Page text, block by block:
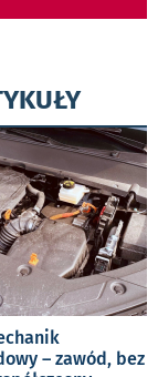
– zawód, bez